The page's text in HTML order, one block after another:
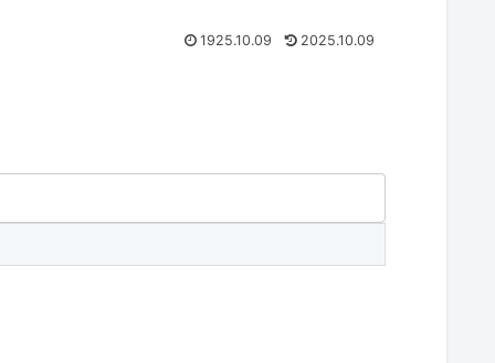
1925.10.09 2025.10.09